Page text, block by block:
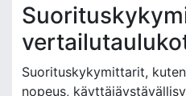
Suorituskykymittarit,
nopeus,